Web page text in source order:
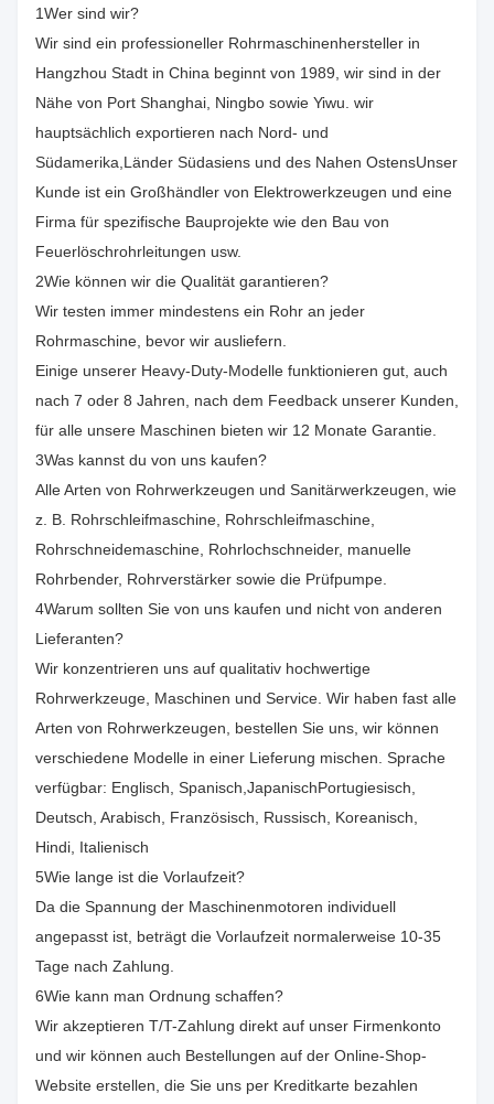
1Wer sind wir?
Wir sind ein professioneller Rohrmaschinenhersteller in
Hangzhou Stadt in China beginnt von 1989, wir sind in der
Nähe von Port Shanghai, Ningbo sowie Yiwu. wir
hauptsächlich exportieren nach Nord- und
Südamerika,Länder Südasiens und des Nahen OstensUnser
Kunde ist ein Großhändler von Elektrowerkzeugen und eine
Firma für spezifische Bauprojekte wie den Bau von
Feuerlöschrohrleitungen usw.
2Wie können wir die Qualität garantieren?
Wir testen immer mindestens ein Rohr an jeder
Rohrmaschine, bevor wir ausliefern.
Einige unserer Heavy-Duty-Modelle funktionieren gut, auch
nach 7 oder 8 Jahren, nach dem Feedback unserer Kunden,
für alle unsere Maschinen bieten wir 12 Monate Garantie.
3Was kannst du von uns kaufen?
Alle Arten von Rohrwerkzeugen und Sanitärwerkzeugen, wie
z. B. Rohrschleifmaschine, Rohrschleifmaschine,
Rohrschneidemaschine, Rohrlochschneider, manuelle
Rohrbender, Rohrverstärker sowie die Prüfpumpe.
4Warum sollten Sie von uns kaufen und nicht von anderen
Lieferanten?
Wir konzentrieren uns auf qualitativ hochwertige
Rohrwerkzeuge, Maschinen und Service. Wir haben fast alle
Arten von Rohrwerkzeugen, bestellen Sie uns, wir können
verschiedene Modelle in einer Lieferung mischen. Sprache
verfügbar: Englisch, Spanisch,JapanischPortugiesisch,
Deutsch, Arabisch, Französisch, Russisch, Koreanisch,
Hindi, Italienisch
5Wie lange ist die Vorlaufzeit?
Da die Spannung der Maschinenmotoren individuell
angepasst ist, beträgt die Vorlaufzeit normalerweise 10-35
Tage nach Zahlung.
6Wie kann man Ordnung schaffen?
Wir akzeptieren T/T-Zahlung direkt auf unser Firmenkonto
und wir können auch Bestellungen auf der Online-Shop-
Website erstellen, die Sie uns per Kreditkarte bezahlen